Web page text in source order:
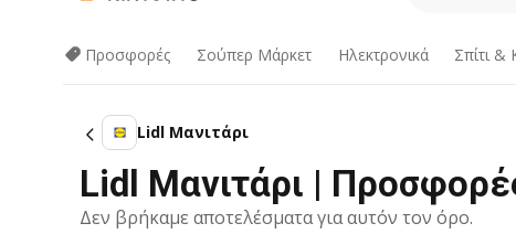
Προσφορές Σούπερ Μάρκετ Hλεκτρονικά Σπίτι &
Lidl Μανιτάρι
Lidl Μανιτάρι |
Δεν βρήκαμε αποτελέσματα για αυτόν τον όρο.